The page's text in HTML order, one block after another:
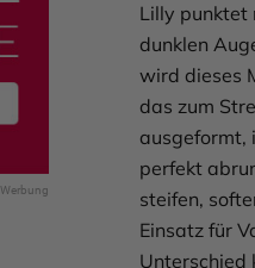
Lilly punktet
dunklen
wird dieses
das zum
ausgeformt,
perfekt
steifen,
Einsatz für
Unterschied